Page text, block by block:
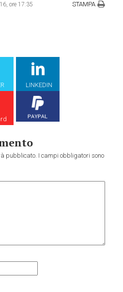
ore 17:35 STAMPA
LINKEDIN
pubblicato. I campi obbligatori sono